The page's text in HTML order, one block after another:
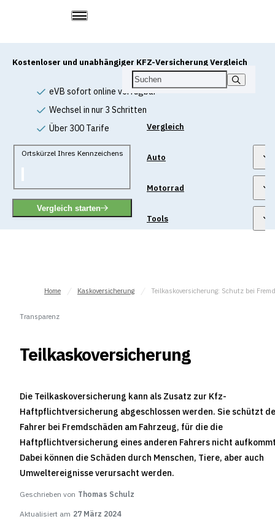
Vergleich
Auto
Motorrad
Tools
Kostenloser und unabhängiger KFZ-Versicherung Vergleich
eVB sofort online verfügbar
Wechsel in nur 3 Schritten
Über 300 Tarife
Ortskürzel Ihres Kennzeichens
Vergleich starten
Home Kaskoversicherung
Transparenz
Teilkaskoversicherung
Die Teilkaskoversicherung kann als Zusatz zur Kfz-
Haftpflichtversicherung abgeschlossen werden. Sie schützt
Fahrer bei Fremdschäden am Fahrzeug, für die die
Haftpflichtversicherung eines anderen Fahrers nicht
Dabei können die Schäden durch Menschen, Tiere, aber auch
Umweltereignisse verursacht werden.
Geschrieben von Thomas Schulz
Aktualisiert am 27 März 2024